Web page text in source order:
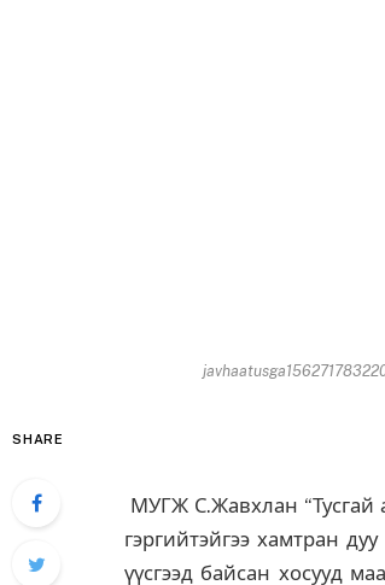
SHARE
МУГЖ С.Жавхлан “Тусгай
гэргийтэйгээ хамтран
үүсгээд байсан хосууд